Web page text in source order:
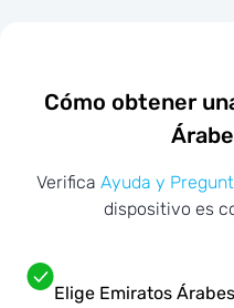
Cómo obtener
Verifica Ayuda y
dispositivo es
Elige Emiratos